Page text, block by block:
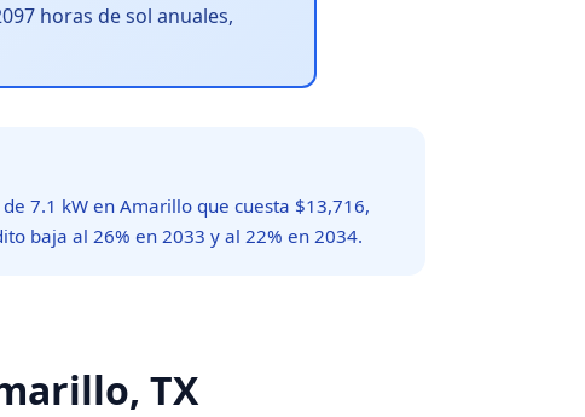
horas de sol anuales,
7.1 kW en Amarillo que cuesta $13,716,
baja al 26% en 2033 y al 22% en 2034.
TX